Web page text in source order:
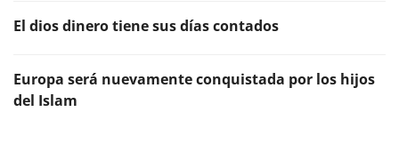
El dios dinero tiene sus días contados
Europa será nuevamente conquistada por los hijos
del Islam